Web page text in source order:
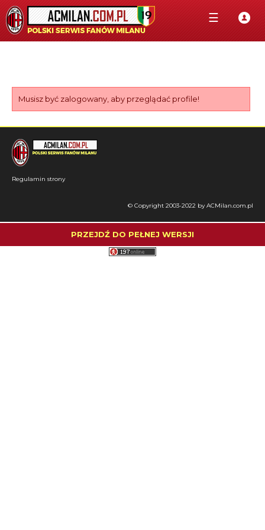
☰
Musisz być zalogowany, aby przeglądać profile!
Regulamin strony
© Copyright 2003-2022 by ACMilan.com.pl
PRZEJDŹ DO PEŁNEJ WERSJI